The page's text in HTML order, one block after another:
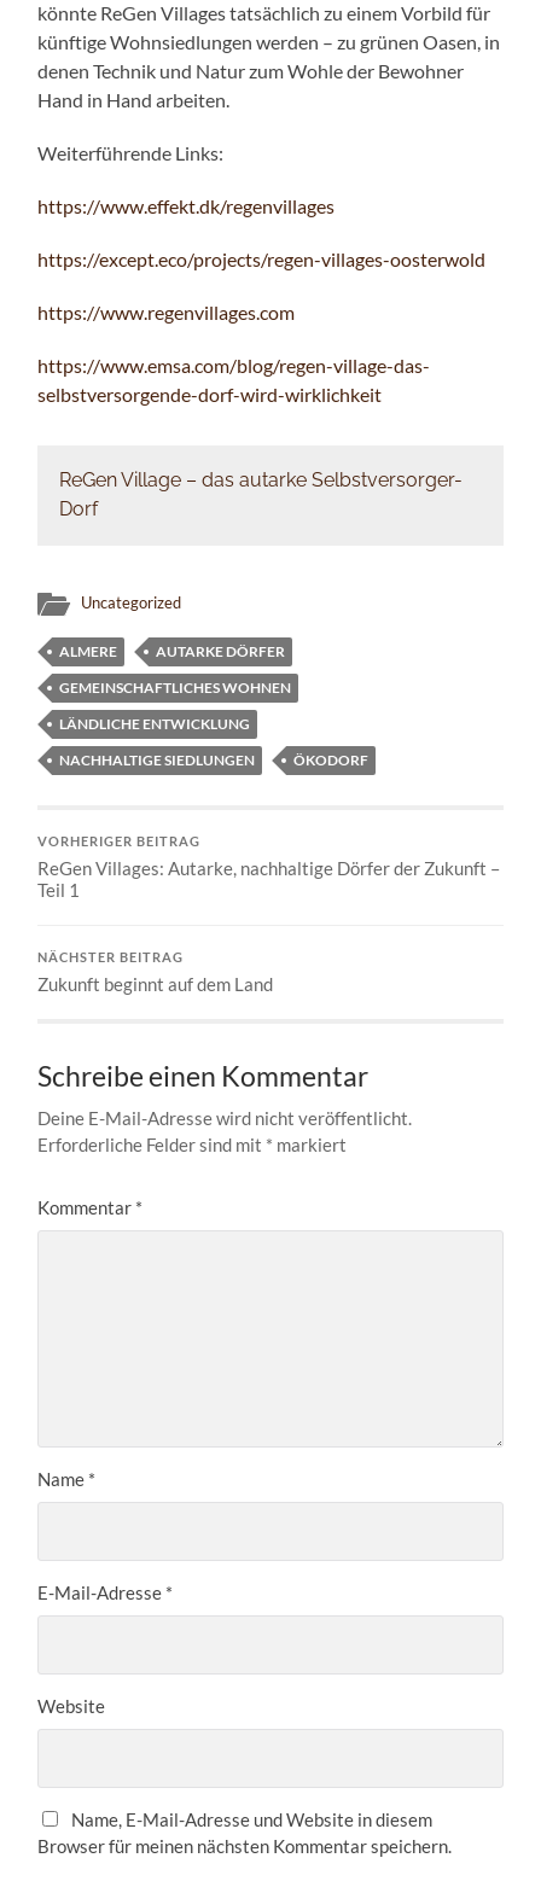
könnte ReGen Villages tatsächlich zu einem Vorbild für
künftige Wohnsiedlungen werden – zu grünen Oasen, in
denen Technik und Natur zum Wohle der Bewohner
Hand in Hand arbeiten.
Weiterführende Links:
https://www.effekt.dk/regenvillages
https://except.eco/projects/regen-villages-oosterwold
https://www.regenvillages.com
https://www.emsa.com/blog/regen-village-das-
selbstversorgende-dorf-wird-wirklichkeit
ReGen Village – das autarke Selbstversorger-
Dorf
Uncategorized
ALMERE
AUTARKE DÖRFER
GEMEINSCHAFTLICHES WOHNEN
LÄNDLICHE ENTWICKLUNG
NACHHALTIGE SIEDLUNGEN
ÖKODORF
VORHERIGER BEITRAG
ReGen Villages: Autarke, nachhaltige Dörfer der Zukunft –
Teil 1
NÄCHSTER BEITRAG
Zukunft beginnt auf dem Land
Schreibe einen Kommentar
Deine E-Mail-Adresse wird nicht veröffentlicht.
Erforderliche Felder sind mit * markiert
Kommentar *
Name *
E-Mail-Adresse *
Website
Name, E-Mail-Adresse und Website in diesem
Browser für meinen nächsten Kommentar speichern.